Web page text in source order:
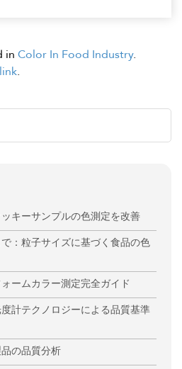
in Color In Food Industry.
.
キーサンプルの色測定を改善
：粒子サイズに基づく食品の色
ームカラー測定完全ガイド
計テクノロジーによる品質基準
の品質分析